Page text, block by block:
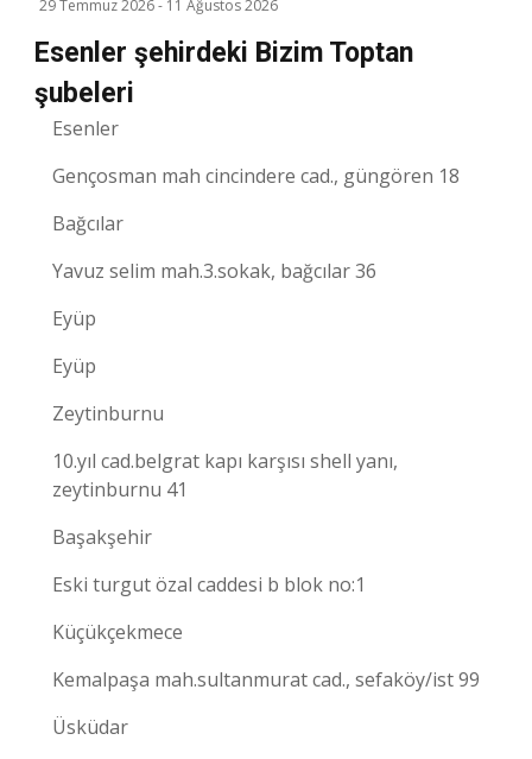
29 Temmuz 2026- 11 Ağustos 2026
Esenler şehirdeki Bizim Toptan
şubeleri
Esenler
Gençosman mah cincindere cad., güngören 18
Bağcılar
Yavuz selim mah.3.sokak, bağcılar 36
Eyüp
Eyüp
Zeytinburnu
10.yıl cad.belgrat kapı karşısı shell yanı,
zeytinburnu 41
Başakşehir
Eski turgut özal caddesi b blok no:1
Küçükçekmece
Kemalpaşa mah.sultanmurat cad., sefaköy/ist 99
Üsküdar